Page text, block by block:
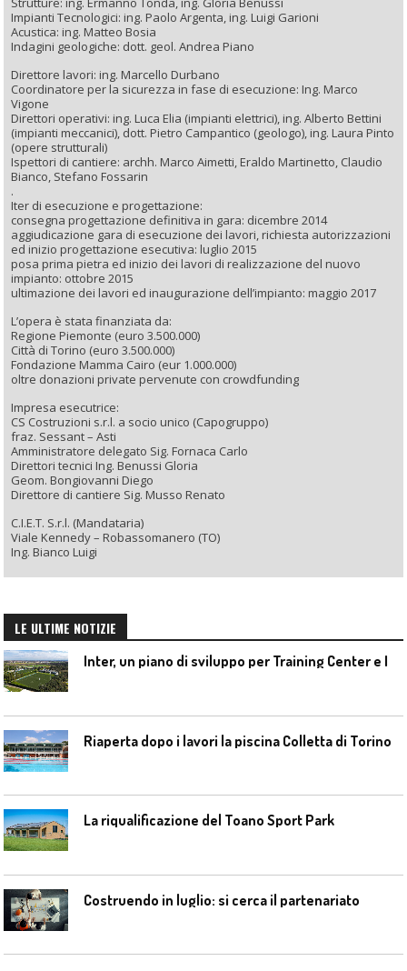
Impianti Tecnologici: ing. Paolo Argenta, ing. Luigi Garioni
Acustica: ing. Matteo Bosia
Indagini geologiche: dott. geol. Andrea Piano
Direttore lavori: ing. Marcello Durbano
Coordinatore per la sicurezza in fase di esecuzione: Ing. Marco
Vigone
Direttori operativi: ing. Luca Elia (impianti elettrici), ing. Alberto Bettini
(impianti meccanici), dott. Pietro Campantico (geologo), ing. Laura Pinto
(opere strutturali)
Ispettori di cantiere: archh. Marco Aimetti, Eraldo Martinetto, Claudio
Bianco, Stefano Fossarin
.
Iter di esecuzione e progettazione:
consegna progettazione definitiva in gara: dicembre 2014
aggiudicazione gara di esecuzione dei lavori, richiesta autorizzazioni
ed inizio progettazione esecutiva: luglio 2015
posa prima pietra ed inizio dei lavori di realizzazione del nuovo
impianto: ottobre 2015
ultimazione dei lavori ed inaugurazione dell’impianto: maggio 2017
L’opera è stata finanziata da:
Regione Piemonte (euro 3.500.000)
Città di Torino (euro 3.500.000)
Fondazione Mamma Cairo (eur 1.000.000)
oltre donazioni private pervenute con crowdfunding
Impresa esecutrice:
CS Costruzioni s.r.l. a socio unico (Capogruppo)
fraz. Sessant – Asti
Amministratore delegato Sig. Fornaca Carlo
Direttori tecnici Ing. Benussi Gloria
Geom. Bongiovanni Diego
Direttore di cantiere Sig. Musso Renato
C.I.E.T. S.r.l. (Mandataria)
Viale Kennedy – Robassomanero (TO)
Ing. Bianco Luigi
LE ULTIME NOTIZIE
Riaperta dopo i lavori la piscina Colletta di Torino
La riqualificazione del Toano Sport Park
Costruendo in luglio: si cerca il partenariato